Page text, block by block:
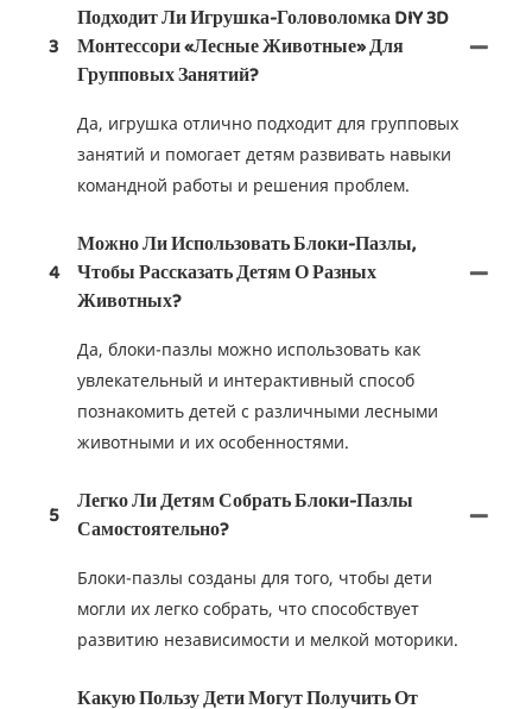
3
Подходит Ли Игрушка-Головоломка DIY 3D
Монтессори «Лесные Животные» Для
Групповых Занятий?
Да, игрушка отлично подходит для групповых
занятий и помогает детям развивать навыки
командной работы и решения проблем.
4
Можно Ли Использовать Блоки-Пазлы,
Чтобы Рассказать Детям О Разных
Животных?
Да, блоки-пазлы можно использовать как
увлекательный и интерактивный способ
познакомить детей с различными лесными
животными и их особенностями.
5
Легко Ли Детям Собрать Блоки-Пазлы
Самостоятельно?
Блоки-пазлы созданы для того, чтобы дети
могли их легко собрать, что способствует
развитию независимости и мелкой моторики.
Какую Пользу Дети Могут Получить От